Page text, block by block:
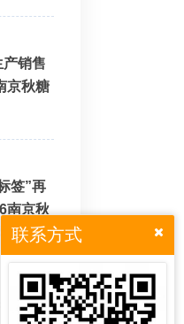
销售
京秋糖
签”再
南京秋
跳
展区将
联系方式